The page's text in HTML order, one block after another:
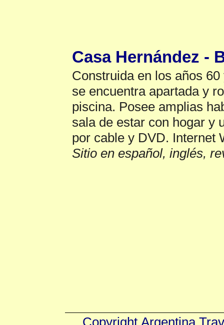
Casa Hernández -
Construida en los años
se encuentra apartada y
piscina. Posee amplias
sala de estar con hogar y
por cable y DVD. Internet
Sitio en español, inglés,